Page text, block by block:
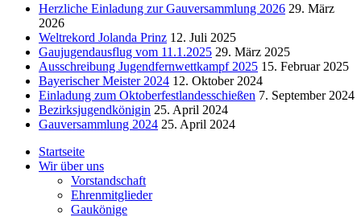
Herzliche Einladung zur Gauversammlung 2026 29. März
2026
Weltrekord Jolanda Prinz 12. Juli 2025
Gaujugendausflug vom 11.1.2025 29. März 2025
Ausschreibung Jugendfernwettkampf 2025 15. Februar 2025
Bayerischer Meister 2024 12. Oktober 2024
Einladung zum Oktoberfestlandesschießen 7. September 2024
Bezirksjugendkönigin 25. April 2024
Gauversammlung 2024 25. April 2024
Startseite
Wir über uns
Vorstandschaft
Ehrenmitglieder
Gaukönige